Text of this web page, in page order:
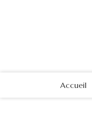
Accueil